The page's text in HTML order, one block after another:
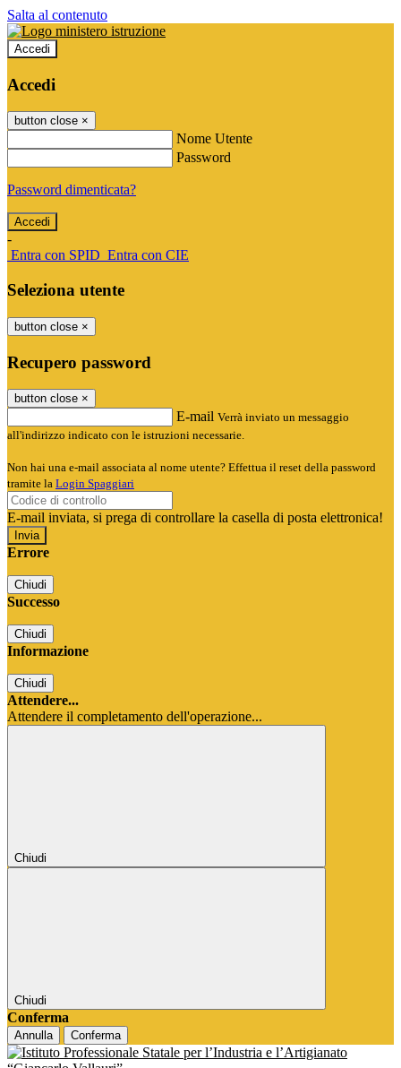
Salta al contenuto
Accedi
Accedi
button close ×
Nome Utente
Password
Password dimenticata?
-
Entra con SPID Entra con CIE
Seleziona utente
button close ×
Recupero password
button close ×
E-mail Verrà inviato un messaggio
all'indirizzo indicato con le istruzioni necessarie.
Non hai una e-mail associata al nome utente? Effettua il reset della password
tramite la Login Spaggiari
E-mail inviata, si prega di controllare la casella di posta elettronica!
Errore
Chiudi
Successo
Chiudi
Informazione
Chiudi
Attendere...
Attendere il completamento dell'operazione...
Chiudi
Chiudi
Conferma
Annulla Conferma